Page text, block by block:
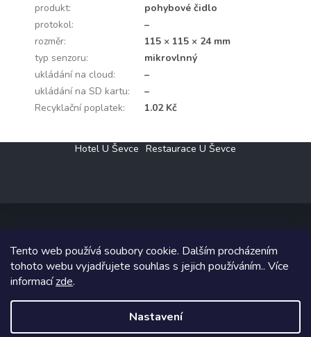
Tento web používá soubory cookie. Dalším procházením
tohoto webu vyjadřujete souhlas s jejich používáním.. Více
informacízde.
Nastavení
produkt:
pohybové čidlo
protokol:
–
rozměr:
115 × 115 × 24 mm
typ senzoru:
mikrovlnný
ukládání na cloud:
–
ukládání na SD kartu:
–
Recyklační poplatek: 1.02 Kč
Hotel U Ševce Restaurace U Ševce
Copyright 2026Elektro Klesný s.r.o.. Všechna práva vyhrazena.
Grafický návrh vytvořil a na Shoptet implementoval
Shoptetak.cz.